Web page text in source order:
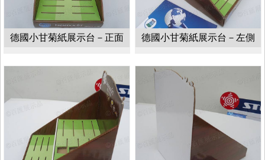
德國小甘菊紙展示台－正面 德國小甘菊紙展示台－左側